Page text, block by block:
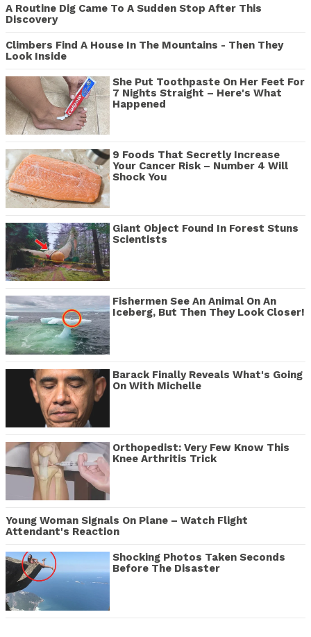
A Routine Dig Came To A Sudden Stop After This
Discovery
Climbers Find A House In The Mountains - Then They
Look Inside
She Put Toothpaste On Her Feet For
7 Nights Straight – Here's What
Happened
9 Foods That Secretly Increase
Your Cancer Risk – Number 4 Will
Shock You
Giant Object Found In Forest Stuns
Scientists
Fishermen See An Animal On An
Iceberg, But Then They Look Closer!
Barack Finally Reveals What's Going
On With Michelle
Orthopedist: Very Few Know This
Knee Arthritis Trick
Young Woman Signals On Plane – Watch Flight
Attendant's Reaction
Shocking Photos Taken Seconds
Before The Disaster